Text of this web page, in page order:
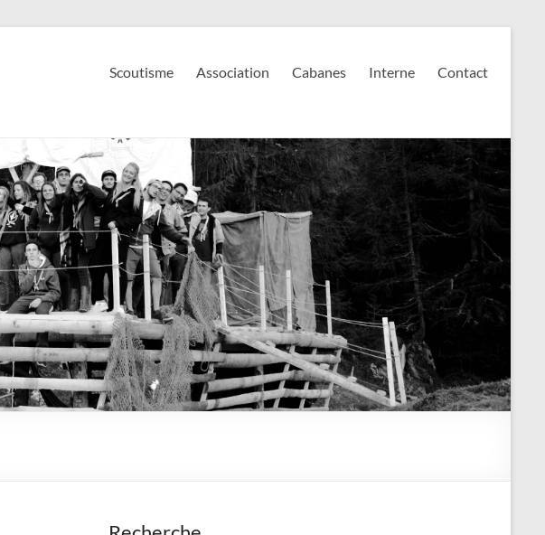
Scoutisme Association Cabanes Interne Contact